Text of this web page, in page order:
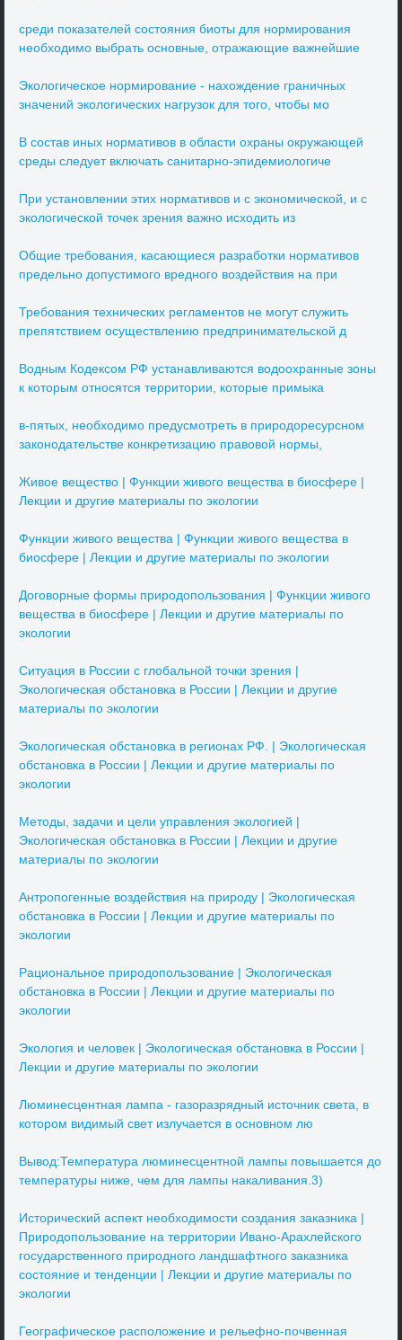
среди показателей состояния биоты для нормирования
необходимо выбрать основные, отражающие важнейшие
Экологическое нормирование - нахождение граничных
значений экологических нагрузок для того, чтобы мо
В состав иных нормативов в области охраны окружающей
среды следует включать санитарно-эпидемиологиче
При установлении этих нормативов и с экономической, и с
экологической точек зрения важно исходить из
Общие требования, касающиеся разработки нормативов
предельно допустимого вредного воздействия на при
Требования технических регламентов не могут служить
препятствием осуществлению предпринимательской д
Водным Кодексом РФ устанавливаются водоохранные зоны
к которым относятся территории, которые примыка
в-пятых, необходимо предусмотреть в природоресурсном
законодательстве конкретизацию правовой нормы,
Живое вещество | Функции живого вещества в биосфере |
Лекции и другие материалы по экологии
Функции живого вещества | Функции живого вещества в
биосфере | Лекции и другие материалы по экологии
Договорные формы природопользования | Функции живого
вещества в биосфере | Лекции и другие материалы по
экологии
Ситуация в России с глобальной точки зрения |
Экологическая обстановка в России | Лекции и другие
материалы по экологии
Экологическая обстановка в регионах РФ. | Экологическая
обстановка в России | Лекции и другие материалы по
экологии
Методы, задачи и цели управления экологией |
Экологическая обстановка в России | Лекции и другие
материалы по экологии
Антропогенные воздействия на природу | Экологическая
обстановка в России | Лекции и другие материалы по
экологии
Рациональное природопользование | Экологическая
обстановка в России | Лекции и другие материалы по
экологии
Экология и человек | Экологическая обстановка в России |
Лекции и другие материалы по экологии
Люминесцентная лампа - газоразрядный источник света, в
котором видимый свет излучается в основном лю
Вывод:Температура люминесцентной лампы повышается до
температуры ниже, чем для лампы накаливания.3)
Исторический аспект необходимости создания заказника |
Природопользование на территории Ивано-Арахлейского
государственного природного ландшафтного заказника
состояние и тенденции | Лекции и другие материалы по
экологии
Географическое расположение и рельефно-почвенная